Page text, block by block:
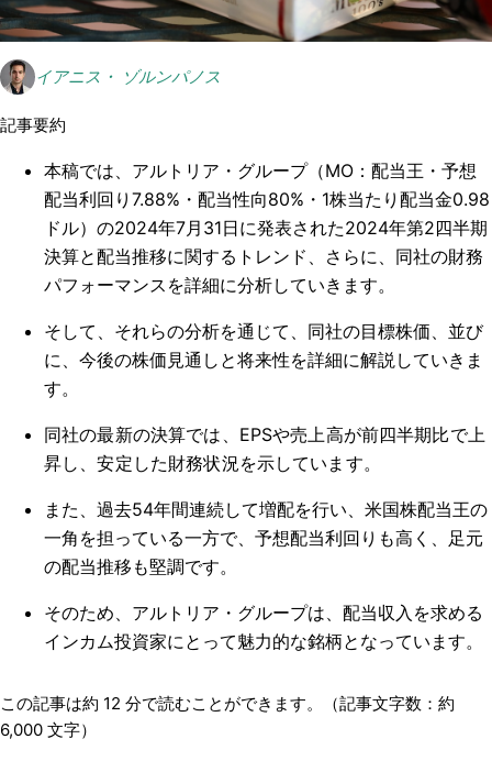
イアニス・ ゾルンパノス
記事要約
本稿では、アルトリア・グループ（MO：配当王・予想
配当利回り7.88%・配当性向80%・1株当たり配当金0.98
ドル）の2024年7月31日に発表された2024年第2四半期
決算と配当推移に関するトレンド、さらに、同社の財務
パフォーマンスを詳細に分析していきます。
そして、それらの分析を通じて、同社の目標株価、並び
に、今後の株価見通しと将来性を詳細に解説していきま
す。
同社の最新の決算では、EPSや売上高が前四半期比で上
昇し、安定した財務状況を示しています。
また、過去54年間連続して増配を行い、米国株配当王の
一角を担っている一方で、予想配当利回りも高く、足元
の配当推移も堅調です。
そのため、アルトリア・グループは、配当収入を求める
インカム投資家にとって魅力的な銘柄となっています。
この記事は約 12 分で読むことができます。（記事文字数：約
6,000 文字）